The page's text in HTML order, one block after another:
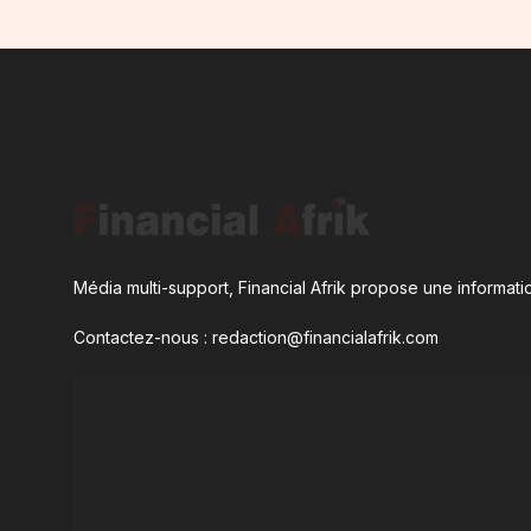
Média multi-support, Financial Afrik propose une
Contactez-nous : redaction@financialafrik.com